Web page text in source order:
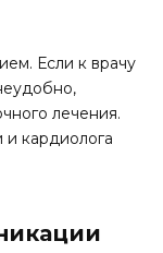
Если к врачу
лечения.
и кардиолога